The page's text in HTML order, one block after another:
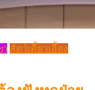
สัตว์เคี้ยวเอื้อง